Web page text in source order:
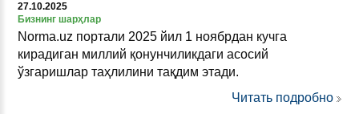
27.10.2025
Бизнинг шарҳлар
Norma.uz портали 2025 йил 1 ноябрдан кучга
кирадиган миллий қонунчиликдаги асосий
ўзгаришлар таҳлилини тақдим этади.
Читать подробно